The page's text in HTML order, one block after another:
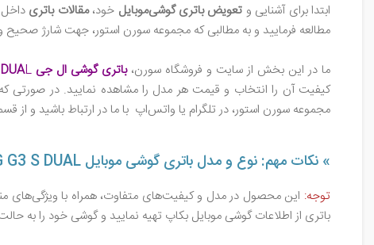
ابتدا برای آشنایی و تعویض باتری گوشی‌موبایل خود،مقالات باتری
مطالعه فرمایید و به مطالبی که مجموعه سورن استور، جهت شارژ صحیح
ما در این بخش از سایت و فروشگاه سورن،باتری گوشی ال جی G3 S DUAL
کیفیت آن را انتخاب و قیمت هر مدل را مشاهده نمایید. در صورتی
مجموعه سورن استور، در تلگرام یا واتس‌اپ با ما در ارتباط باشید و از
» نکات مهم: نوع و مدل باتری گوشی موبایل LG G3 S DUAL
توجه: این محصول در مدل و کیفیت‌های متفاوت، همراه با ویژگی‌های
باتری از اطلاعات گوشی موبایل بکاپ تهیه نمایید و گوشی خود را به